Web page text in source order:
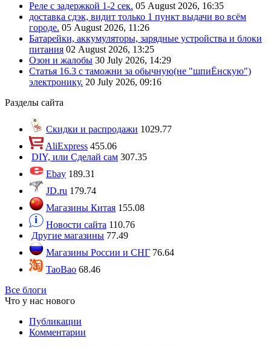
Реле с задержкой 1-2 сек. 05 August 2026, 16:35
доставка сдэк, видит только 1 пункт выдачи во всём
городе. 05 August 2026, 11:26
Батарейки, аккумуляторы, зарядные устройства и блоки
питания 02 August 2026, 13:25
Озон и жалобы 30 July 2026, 14:29
Статья 16.3 с таможни за обычную(не "шпиЁнскую")
электронику. 20 July 2026, 09:16
Разделы сайта
Скидки и распродажи 1029.77
AliExpress 455.06
DIY, или Сделай сам 307.35
Ebay 189.31
JD.ru 179.74
Магазины Китая 155.08
Новости сайта 110.76
Другие магазины 77.49
Магазины России и СНГ 76.64
TaoBao 68.46
Все блоги
Что у нас нового
Публикации
Комментарии